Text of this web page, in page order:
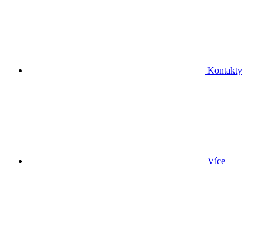
Kontakty
Více